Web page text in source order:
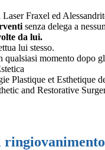
Fraxel ed
senza delega a
da lui.
lui stesso.
qualsiasi momento dopo
Plastique et Esthetique
and Restorative